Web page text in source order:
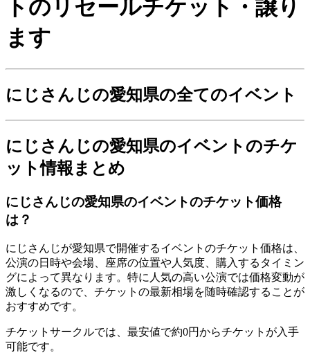
トのリセールチケット・譲り
ます
にじさんじの愛知県の全てのイベント
にじさんじの愛知県のイベントのチケ
ット情報まとめ
にじさんじの愛知県のイベントのチケット価格
は？
にじさんじが愛知県で開催するイベントのチケット価格は、
公演の日時や会場、座席の位置や人気度、購入するタイミン
グによって異なります。特に人気の高い公演では価格変動が
激しくなるので、チケットの最新相場を随時確認することが
おすすめです。
チケットサークルでは、最安値で約0円からチケットが入手
可能です。